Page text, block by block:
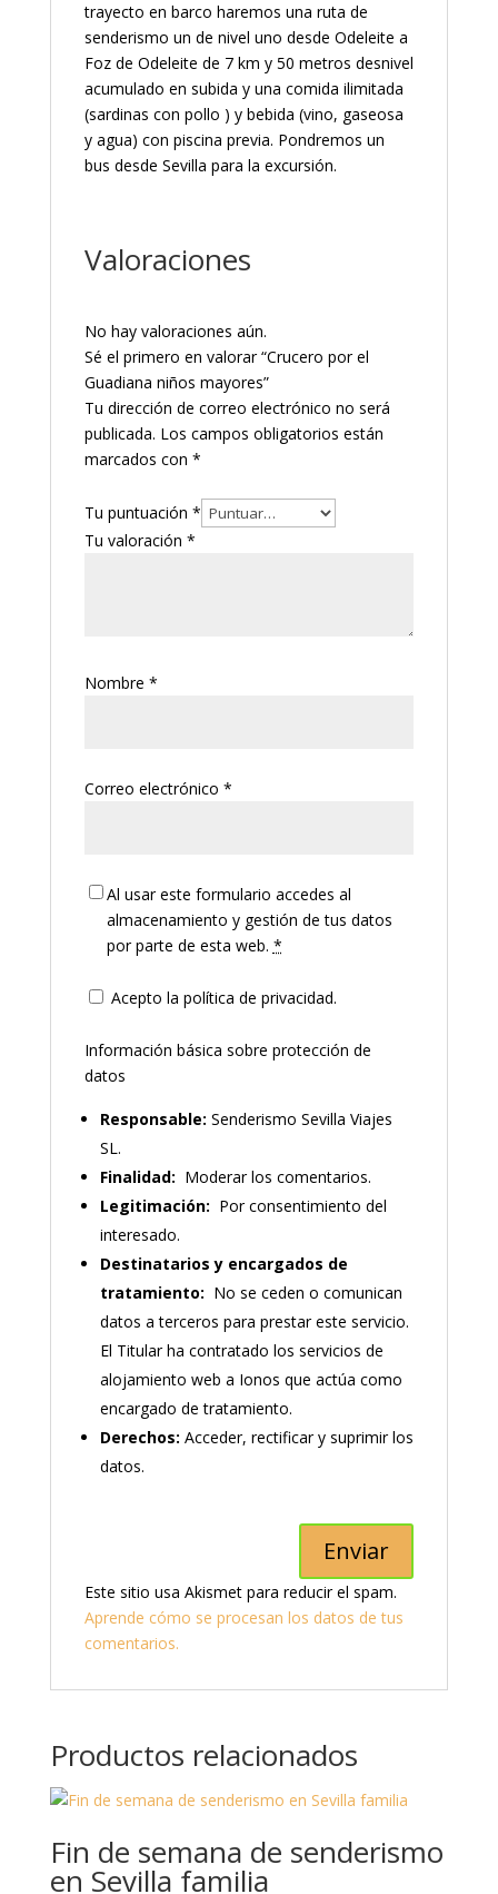
trayecto en barco haremos una ruta de
senderismo un de nivel uno desde Odeleite a
Foz de Odeleite de 7 km y 50 metros desnivel
acumulado en subida y una comida ilimitada
(sardinas con pollo ) y bebida (vino, gaseosa
y agua) con piscina previa. Pondremos un
bus desde Sevilla para la excursión.
Valoraciones
No hay valoraciones aún.
Sé el primero en valorar “Crucero por el
Guadiana niños mayores”
Tu dirección de correo electrónico no será
publicada. Los campos obligatorios están
marcados con *
Tu puntuación *
Tu valoración *
Nombre *
Correo electrónico *
Al usar este formulario accedes al
almacenamiento y gestión de tus datos
por parte de esta web. *
Acepto la política de privacidad.
Información básica sobre protección de
datos
Responsable: Senderismo Sevilla Viajes
SL.
Finalidad: Moderar los comentarios.
Legitimación: Por consentimiento del
interesado.
Destinatarios y encargados de
tratamiento: No se ceden o comunican
datos a terceros para prestar este servicio.
El Titular ha contratado los servicios de
alojamiento web a Ionos que actúa como
encargado de tratamiento.
Derechos: Acceder, rectificar y suprimir los
datos.
Este sitio usa Akismet para reducir el spam.
Aprende cómo se procesan los datos de tus
comentarios.
Productos relacionados
Fin de semana de senderismo
en Sevilla familia